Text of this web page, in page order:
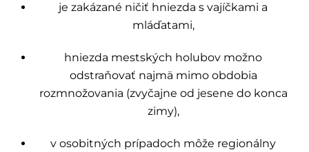
je zakázané ničiť hniezda s vajíčkami a
mláďatami,
hniezda mestských holubov možno
odstraňovať najmä mimo obdobia
rozmnožovania (zvyčajne od jesene do konca
zimy),
v osobitných prípadoch môže regionálny